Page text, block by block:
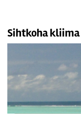
Sihtkoha kliima